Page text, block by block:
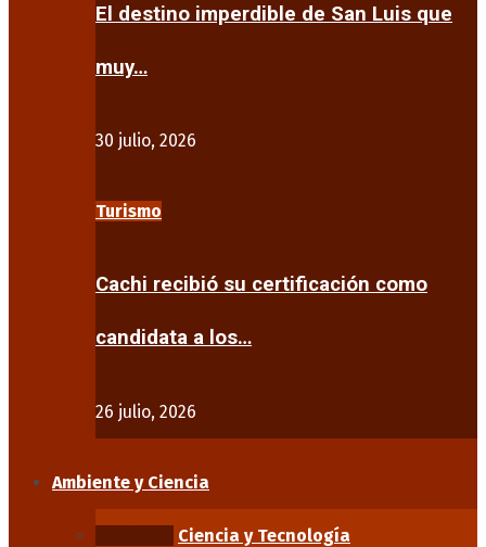
El destino imperdible de San Luis que
muy…
30 julio, 2026
Turismo
Cachi recibió su certificación como
candidata a los…
26 julio, 2026
Ambiente y Ciencia
Ciencia y Tecnología